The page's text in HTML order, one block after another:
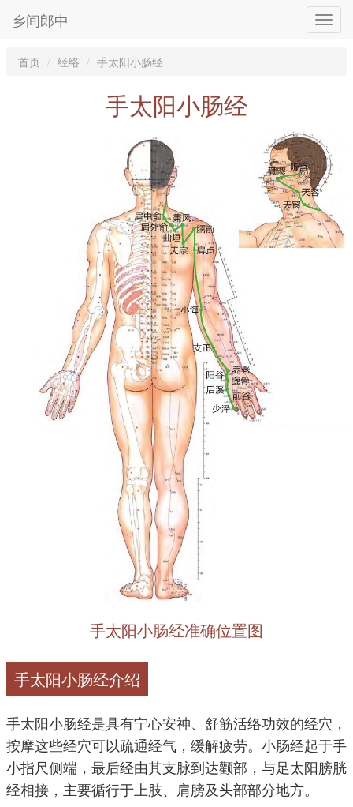
乡间郎中
首页 经络 手太阳小肠经
手太阳小肠经
手太阳小肠经准确位置图
手太阳小肠经介绍
手太阳小肠经是具有宁心安神、舒筋活络功效的经穴，
按摩这些经穴可以疏通经气，缓解疲劳。小肠经起于手
小指尺侧端，最后经由其支脉到达颧部，与足太阳膀胱
经相接，主要循行于上肢、肩膀及头部部分地方。